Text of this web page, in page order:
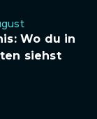
Wo du in
siehst